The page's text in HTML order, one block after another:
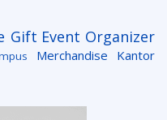
Gift Event Organizer
Merchandise Kantor